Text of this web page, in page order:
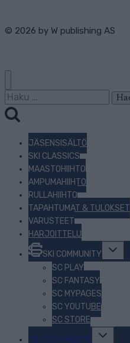
© 2026 by W publishing AS
Haku:
JÄSENSISÄLTÖ
SKI CLASSICS
MAASTOHIIHTO
AMPUMAHIIHTO
RULLAHIIHTO
TAPAHTUMAT & TULOKSET
VARUSTEET
HARJOITTELU
SKI COMMUNITY
Toggle
child
menu
SC PLAY
SC FANTASY
SC MYPAGES
SC YOUTUBE
SC STORE
TIETOJA MEISTÄ
Toggle
child